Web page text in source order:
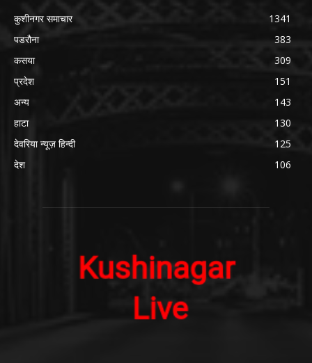
कुशीनगर समाचार
1341
पडरौना
383
कसया
309
प्रदेश
151
अन्य
143
हाटा
130
देवरिया न्यूज़ हिन्दी
125
देश
106